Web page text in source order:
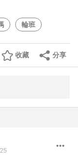
輪班
分享
收藏